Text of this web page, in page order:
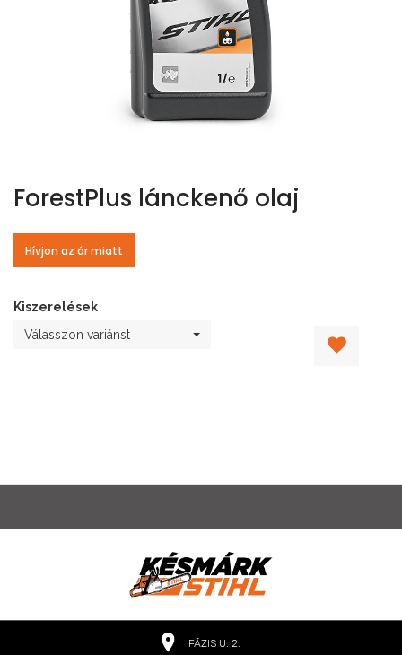
ForestPlus lánckenő olaj
Hívjon az ár miatt
Kiszerelések
Válasszon variánst
FÁZIS U. 2.